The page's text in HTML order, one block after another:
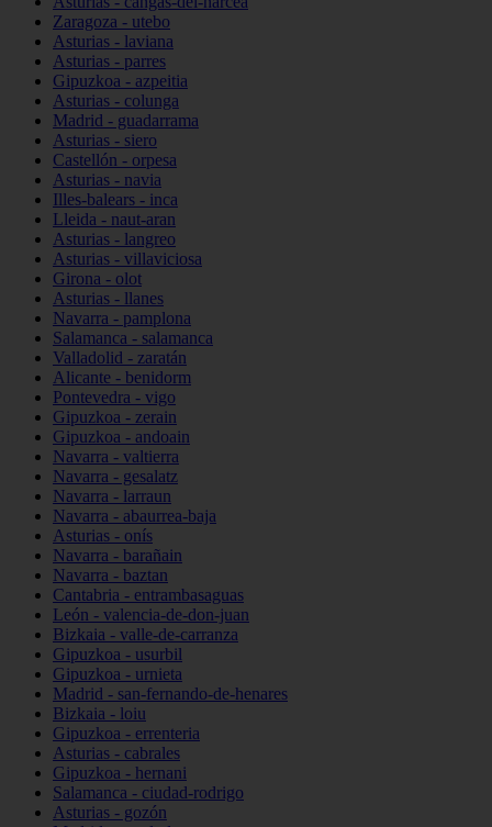
Zaragoza - utebo
Asturias - laviana
Asturias - parres
Gipuzkoa - azpeitia
Asturias - colunga
Madrid - guadarrama
Asturias - siero
Castellón - orpesa
Asturias - navia
Illes-balears - inca
Lleida - naut-aran
Asturias - langreo
Asturias - villaviciosa
Girona - olot
Asturias - llanes
Navarra - pamplona
Salamanca - salamanca
Valladolid - zaratán
Alicante - benidorm
Pontevedra - vigo
Gipuzkoa - zerain
Gipuzkoa - andoain
Navarra - valtierra
Navarra - gesalatz
Navarra - larraun
Navarra - abaurrea-baja
Asturias - onís
Navarra - barañain
Navarra - baztan
Cantabria - entrambasaguas
León - valencia-de-don-juan
Bizkaia - valle-de-carranza
Gipuzkoa - usurbil
Gipuzkoa - urnieta
Madrid - san-fernando-de-henares
Bizkaia - loiu
Gipuzkoa - errenteria
Asturias - cabrales
Gipuzkoa - hernani
Salamanca - ciudad-rodrigo
Asturias - gozón